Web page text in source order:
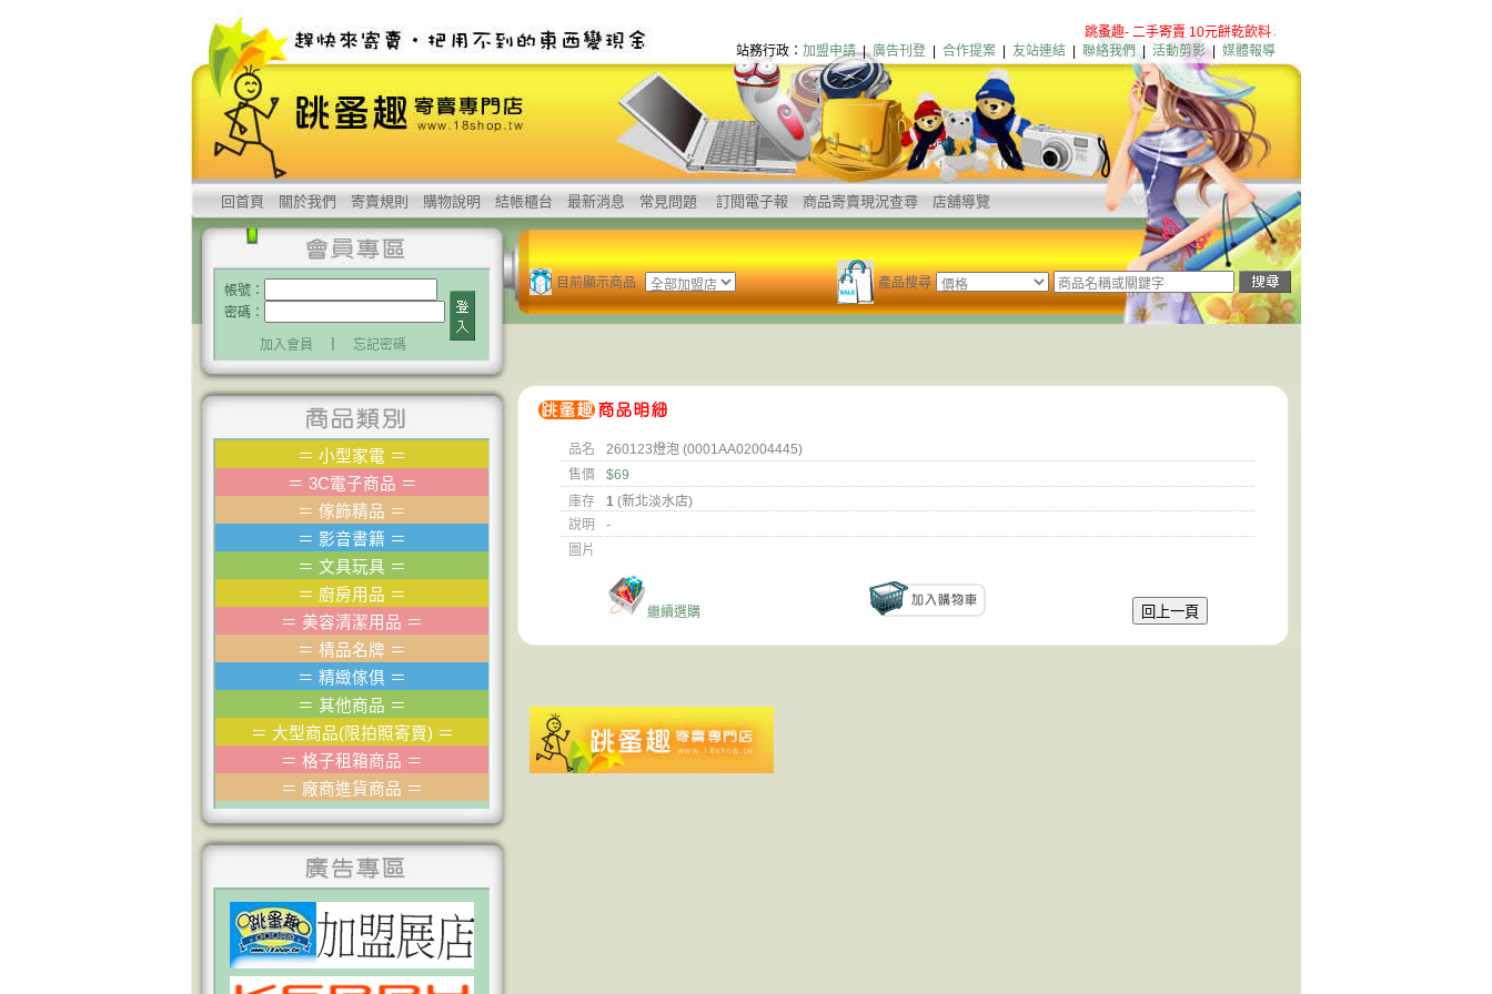
跳蚤趣- 二手寄賣 10元餅乾飲料 粉絲團歡迎加入
站務行政： 加盟申請|廣告刊登 合作提案 友站連結 聯絡我們 | 活動剪影| 媒體報導
回首頁 關於我們 寄賣規則 購物說明 結帳櫃台 最新消息 常見問題 訂閱電子報 商品寄賣現況查尋 店舖導覽
帳號：
密碼：
加入會員 忘記密碼
目前顯示商品 產品搜尋
＝ 小型家電 ＝
＝ 3C電子商品 ＝
＝ 傢飾精品 ＝
＝ 影音書籍 ＝
＝ 文具玩具 ＝
＝ 廚房用品 ＝
＝ 美容清潔用品 ＝
＝ 棈品名牌 ＝
＝ 精緻傢俱 ＝
＝ 其他商品 ＝
＝ 大型商品(限拍照寄賣) ＝
＝ 格子租箱商品 ＝
＝ 廠商進貨商品 ＝
品名
260123燈泡 (0001AA02004445)
售價
$69
庫存
1 (新北淡水店)
說明
-
圖片
繼續選購